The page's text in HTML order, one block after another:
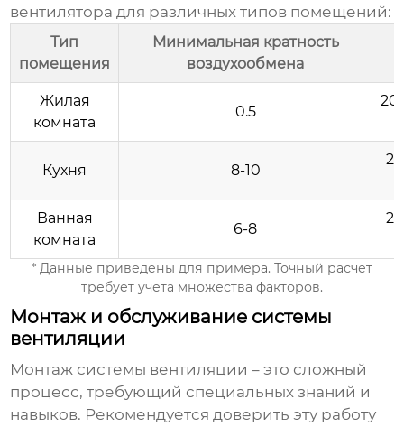
вентилятора для различных типов помещений:
Тип
помещения
Минимальная кратность
воздухообмена
Жилая
комната
0.5
20
Кухня 8-10
Ванная
комната
6-8
* Данные приведены для примера. Точный расчет
требует учета множества факторов.
Монтаж и обслуживание системы
вентиляции
Монтаж системы вентиляции – это сложный
процесс, требующий специальных знаний и
навыков. Рекомендуется доверить эту работу